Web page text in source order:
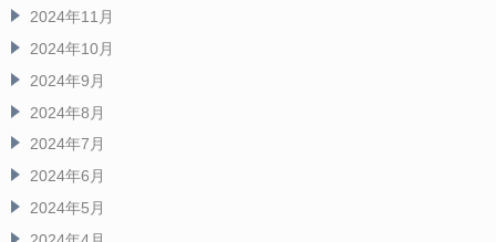
2024年11月
2024年10月
2024年9月
2024年8月
2024年7月
2024年6月
2024年5月